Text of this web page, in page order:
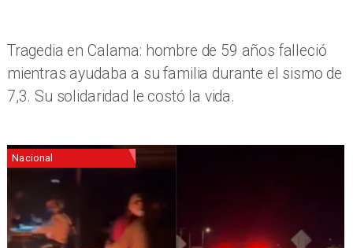
Tragedia en Calama: hombre de 59 años falleció
mientras ayudaba a su familia durante el sismo de
7,3. Su solidaridad le costó la vida.
Nacional